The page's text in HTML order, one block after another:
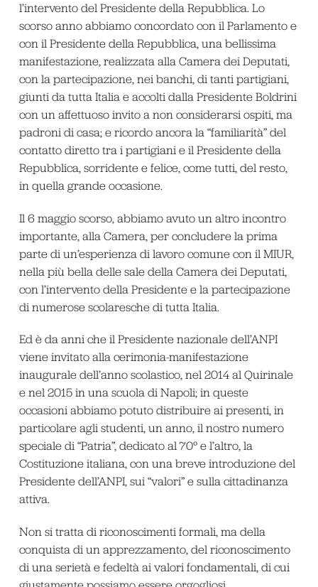
l’intervento del Presidente della Repubblica. Lo
scorso anno abbiamo concordato con il Parlamento e
con il Presidente della Repubblica, una bellissima
manifestazione, realizzata alla Camera dei Deputati,
con la partecipazione, nei banchi, di tanti partigiani,
giunti da tutta Italia e accolti dalla Presidente Boldrini
con un affettuoso invito a non considerarsi ospiti, ma
padroni di casa; e ricordo ancora la “familiarità” del
contatto diretto tra i partigiani e il Presidente della
Repubblica, sorridente e felice, come tutti, del resto,
in quella grande occasione.
Il 6 maggio scorso, abbiamo avuto un altro incontro
importante, alla Camera, per concludere la prima
parte di un’esperienza di lavoro comune con il MIUR,
nella più bella delle sale della Camera dei Deputati,
con l’intervento della Presidente e la partecipazione
di numerose scolaresche di tutta Italia.
Ed è da anni che il Presidente nazionale dell’ANPI
viene invitato alla cerimonia-manifestazione
inaugurale dell’anno scolastico, nel 2014 al Quirinale
e nel 2015 in una scuola di Napoli; in queste
occasioni abbiamo potuto distribuire ai presenti, in
particolare agli studenti, un anno, il nostro numero
speciale di “Patria”, dedicato al 70° e l’altro, la
Costituzione italiana, con una breve introduzione del
Presidente dell’ANPI, sui “valori” e sulla cittadinanza
attiva.
Non si tratta di riconoscimenti formali, ma della
conquista di un apprezzamento, del riconoscimento
di una serietà e fedeltà ai valori fondamentali, di cui